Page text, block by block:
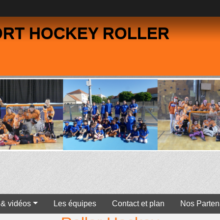
HOCKEY ROLLER
vidéos Les équipes Contact et plan Nos